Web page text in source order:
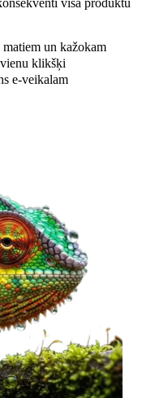
visā produktu
un kažokam
klikšķi
e-veikalam